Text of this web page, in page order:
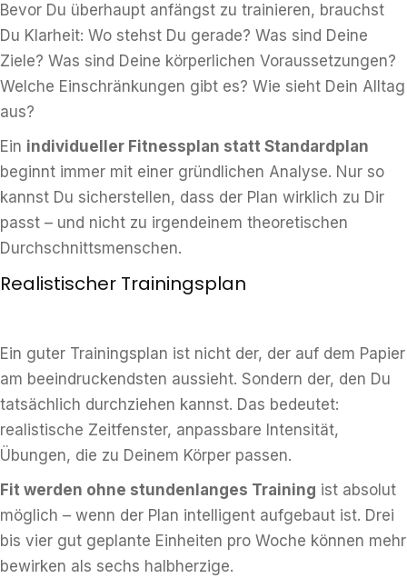
Bevor Du überhaupt anfängst zu trainieren, brauchst
Du Klarheit: Wo stehst Du gerade? Was sind Deine
Ziele? Was sind Deine körperlichen Voraussetzungen?
Welche Einschränkungen gibt es? Wie sieht Dein Alltag
aus?
Ein individueller Fitnessplan statt Standardplan
beginnt immer mit einer gründlichen Analyse. Nur so
kannst Du sicherstellen, dass der Plan wirklich zu Dir
passt – und nicht zu irgendeinem theoretischen
Durchschnittsmenschen.
Realistischer Trainingsplan
Ein guter Trainingsplan ist nicht der, der auf dem Papier
am beeindruckendsten aussieht. Sondern der, den Du
tatsächlich durchziehen kannst. Das bedeutet:
realistische Zeitfenster, anpassbare Intensität,
Übungen, die zu Deinem Körper passen.
Fit werden ohne stundenlanges Training ist absolut
möglich – wenn der Plan intelligent aufgebaut ist. Drei
bis vier gut geplante Einheiten pro Woche können mehr
bewirken als sechs halbherzige.